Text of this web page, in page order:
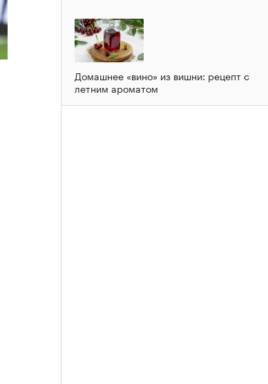
Домашнее «вино» из вишни: рецепт с
летним ароматом